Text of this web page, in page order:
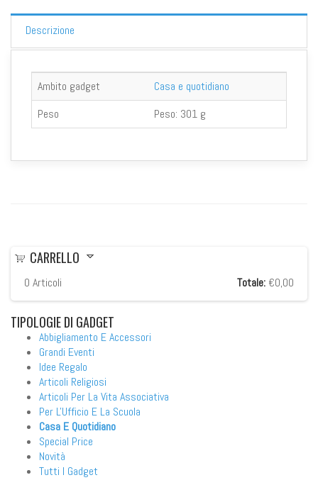
Descrizione
Ambito gadget
Casa e quotidiano
Peso
Peso: 301 g
CARRELLO
0 Articoli Totale: €0,00
TIPOLOGIEDI GADGET
Abbigliamento E Accessori
Grandi Eventi
Idee Regalo
Articoli Religiosi
Articoli Per La Vita Associativa
Per L'Ufficio E La Scuola
Casa E Quotidiano
Special Price
Novità
Tutti I Gadget